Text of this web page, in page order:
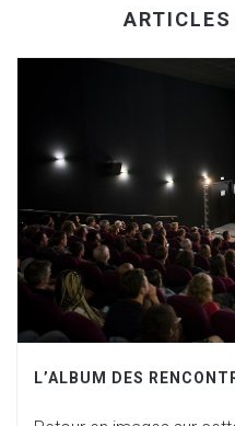
L’ALBUM DES